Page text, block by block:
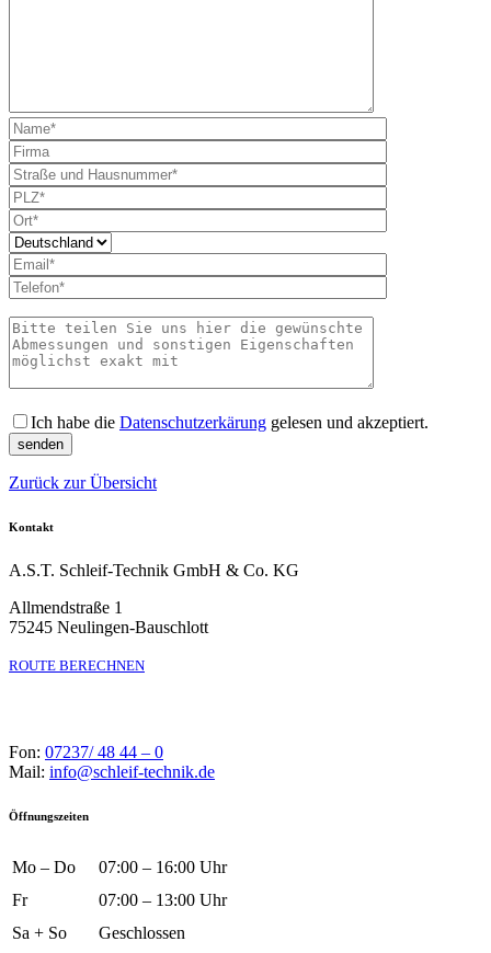
Ich habe die Datenschutzerkärung gelesen und akzeptiert.
Zurück zur Übersicht
Kontakt
A.S.T. Schleif-Technik GmbH & Co. KG
Allmendstraße 1
75245 Neulingen-Bauschlott
ROUTE BERECHNEN
Fon: 07237/ 48 44 – 0
Mail: info@schleif-technik.de
Öffnungszeiten
Mo – Do
07:00 – 16:00 Uhr
Fr
07:00 – 13:00 Uhr
Sa + So
Geschlossen